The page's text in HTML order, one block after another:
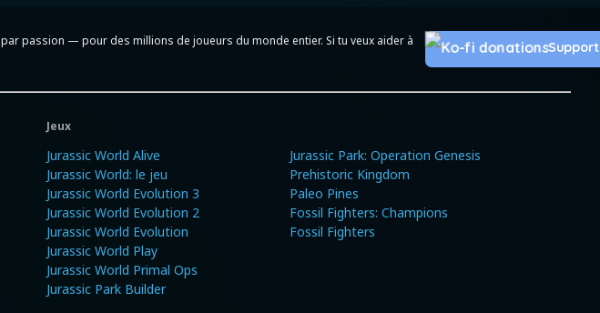
passion — pour des millions de joueurs du monde entier. Si tu veux aider à
Support
Jeux
Jurassic World Alive
Jurassic World: le jeu
Jurassic World Evolution 3
Jurassic World Evolution 2
Jurassic World Evolution
Jurassic World Play
Jurassic World Primal Ops
Jurassic Park Builder
Jurassic Park: Operation Genesis
Prehistoric Kingdom
Paleo Pines
Fossil Fighters: Champions
Fossil Fighters